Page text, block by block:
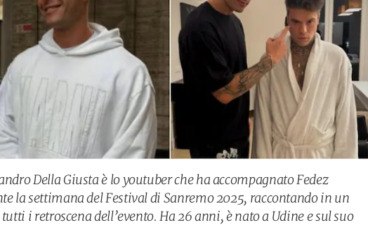
Della Giusta è lo youtuber che ha accompagnato Fedez
la settimana del Festival di Sanremo 2025, raccontando in un
i retroscena dell’evento. Ha 26 anni, è nato a Udine e sul suo